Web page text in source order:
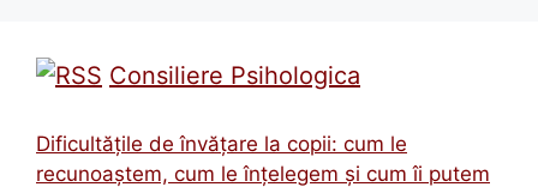
Consiliere Psihologica
Dificultățile de învățare la copii: cum le
recunoaștem, cum le înțelegem și cum îi putem